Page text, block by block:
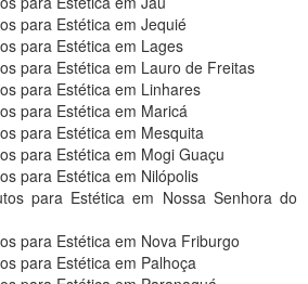
para Estética em Jequié
para Estética em Lages
para Estética em Lauro de Freitas
para Estética em Linhares
para Estética em Maricá
para Estética em Mesquita
para Estética em Mogi Guaçu
para Estética em Nilópolis
para Estética em Nossa Senhora do
para Estética em Nova Friburgo
para Estética em Palhoça